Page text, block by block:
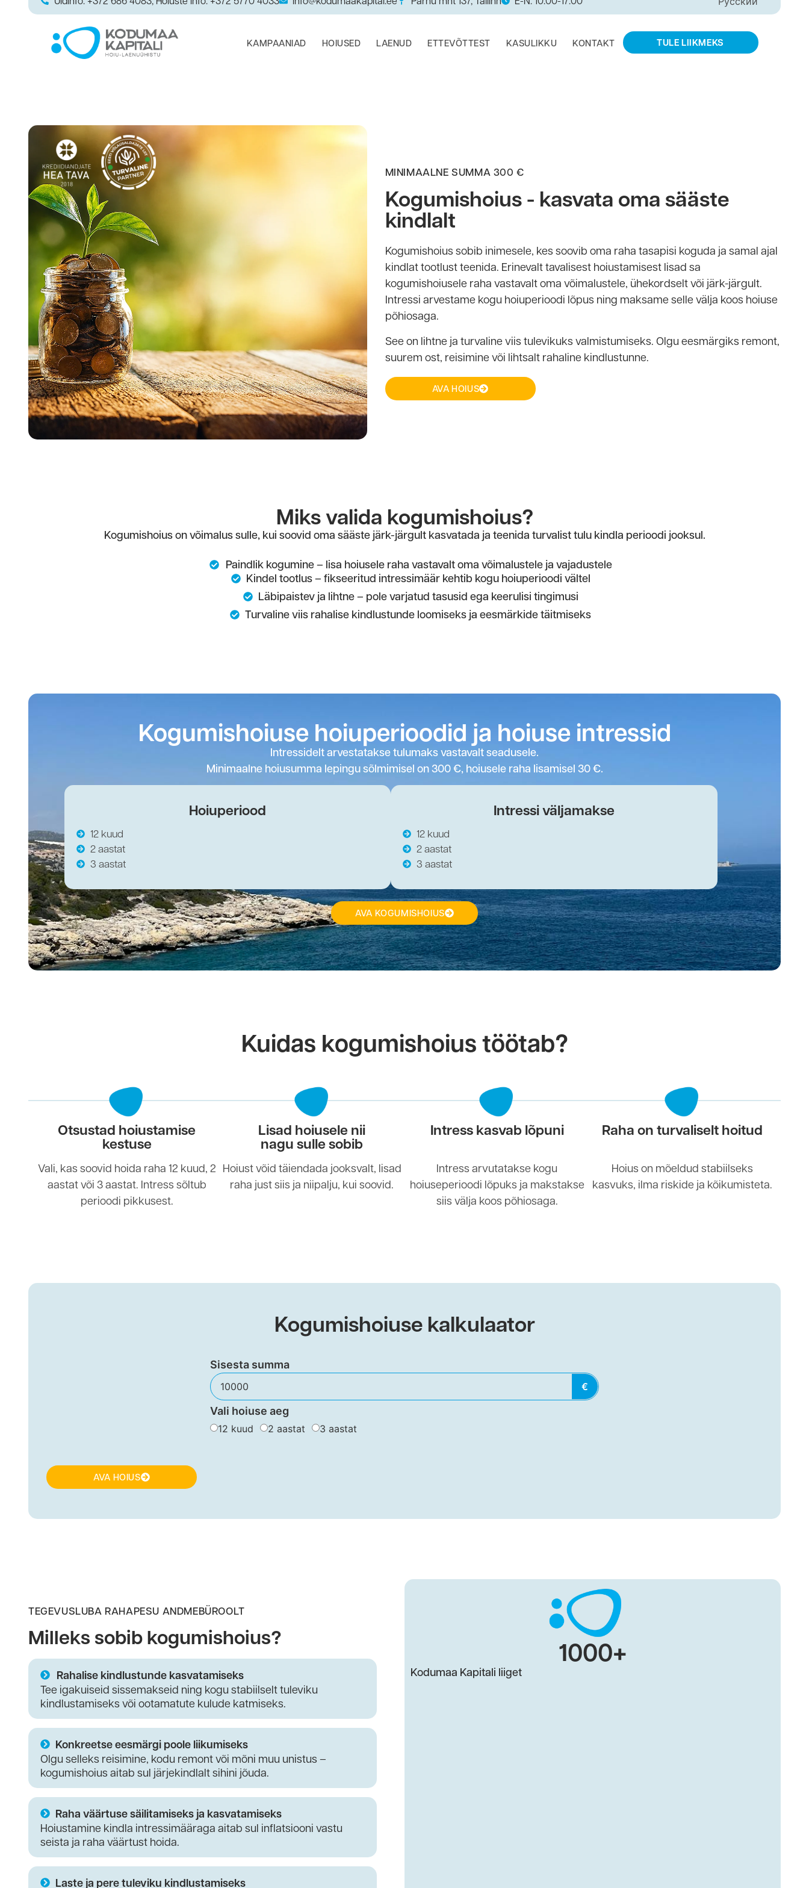
KAMPAANIAD HOIUSED LAENUD ETTEVÕTTEST KASULIKKU KONTAKT TULE LIIKMEKS
MINIMAALNE SUMMA 300 €
Kogumishoius - kasvata oma sääste
kindlalt
Kogumishoius sobib inimesele, kes soovib oma raha tasapisi koguda ja samal ajal
kindlat tootlust teenida. Erinevalt tavalisest hoiustamisest lisad sa
kogumishoiusele raha vastavalt oma võimalustele, ühekordselt või järk-järgult.
Intressi arvestame kogu hoiuperioodi lõpus ning maksame selle välja koos hoiuse
põhiosaga.
See on lihtne ja turvaline viis tulevikuks valmistumiseks. Olgu eesmärgiks remont,
suurem ost, reisimine või lihtsalt rahaline kindlustunne.
AVA HOIUS
Miks valida kogumishoius?
Kogumishoius on võimalus sulle, kui soovid oma sääste järk-järgult kasvatada ja teenida turvalist tulu kindla perioodi jooksul.
Paindlik kogumine – lisa hoiusele raha vastavalt oma võimalustele ja vajadustele
Kindel tootlus – fikseeritud intressimäär kehtib kogu hoiuperioodi vältel
Läbipaistev ja lihtne – pole varjatud tasusid ega keerulisi tingimusi
Turvaline viis rahalise kindlustunde loomiseks ja eesmärkide täitmiseks
Kogumishoiuse hoiuperioodid ja hoiuse intressid
Intressidelt arvestatakse tulumaks vastavalt seadusele.
Minimaalne hoiusumma lepingu sõlmimisel on 300 €, hoiusele raha lisamisel 30 €.
Hoiuperiood
12 kuud
2 aastat
3 aastat
Intressi väljamakse
12 kuud
2 aastat
3 aastat
AVA KOGUMISHOIUS
Kuidas kogumishoius töötab?
Otsustad hoiustamise
kestuse
Vali, kas soovid hoida raha 12 kuud, 2
aastat või 3 aastat. Intress sõltub
perioodi pikkusest.
Lisad hoiusele nii
nagu sulle sobib
Hoiust võid täiendada jooksvalt, lisad
raha just siis ja niipalju, kui soovid.
Intress kasvab lõpuni
Intress arvutatakse kogu
hoiuseperioodi lõpuks ja makstakse
siis välja koos põhiosaga.
Raha on turvaliselt hoitud
Hoius on mõeldud stabiilseks
kasvuks, ilma riskide ja kõikumisteta.
Kogumishoiuse kalkulaator
Sisesta summa
€
Sisesta
summa
Vali hoiuse aeg
12 kuud 2 aastat 3 aastat
AVA HOIUS
1000+
Kodumaa Kapitali liiget
TEGEVUSLUBA RAHAPESU ANDMEBÜROOLT
Milleks sobib kogumishoius?
Rahalise kindlustunde kasvatamiseks
Tee igakuiseid sissemakseid ning kogu stabiilselt tuleviku
kindlustamiseks või ootamatute kulude katmiseks.
Konkreetse eesmärgi poole liikumiseks
Olgu selleks reisimine, kodu remont või mõni muu unistus –
kogumishoius aitab sul järjekindlalt sihini jõuda.
Raha väärtuse säilitamiseks ja kasvatamiseks
Hoiustamine kindla intressimääraga aitab sul inflatsiooni vastu
seista ja raha väärtust hoida.
Laste ja pere tuleviku kindlustamiseks